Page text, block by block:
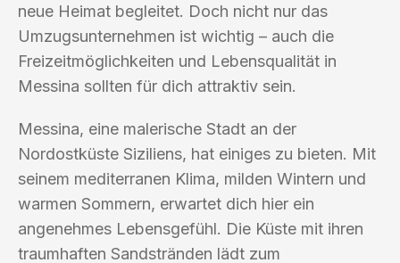
neue Heimat begleitet. Doch nicht nur das
Umzugsunternehmen ist wichtig – auch die
Freizeitmöglichkeiten und Lebensqualität in
Messina sollten für dich attraktiv sein.
Messina, eine malerische Stadt an der
Nordostküste Siziliens, hat einiges zu bieten. Mit
seinem mediterranen Klima, milden Wintern und
warmen Sommern, erwartet dich hier ein
angenehmes Lebensgefühl. Die Küste mit ihren
traumhaften Sandstränden lädt zum